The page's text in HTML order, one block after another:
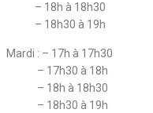
– 18h à 18h30
– 18h30 à 19h
Mardi : – 17h à 17h30
– 17h30 à 18h
– 18h à 18h30
– 18h30 à 19h